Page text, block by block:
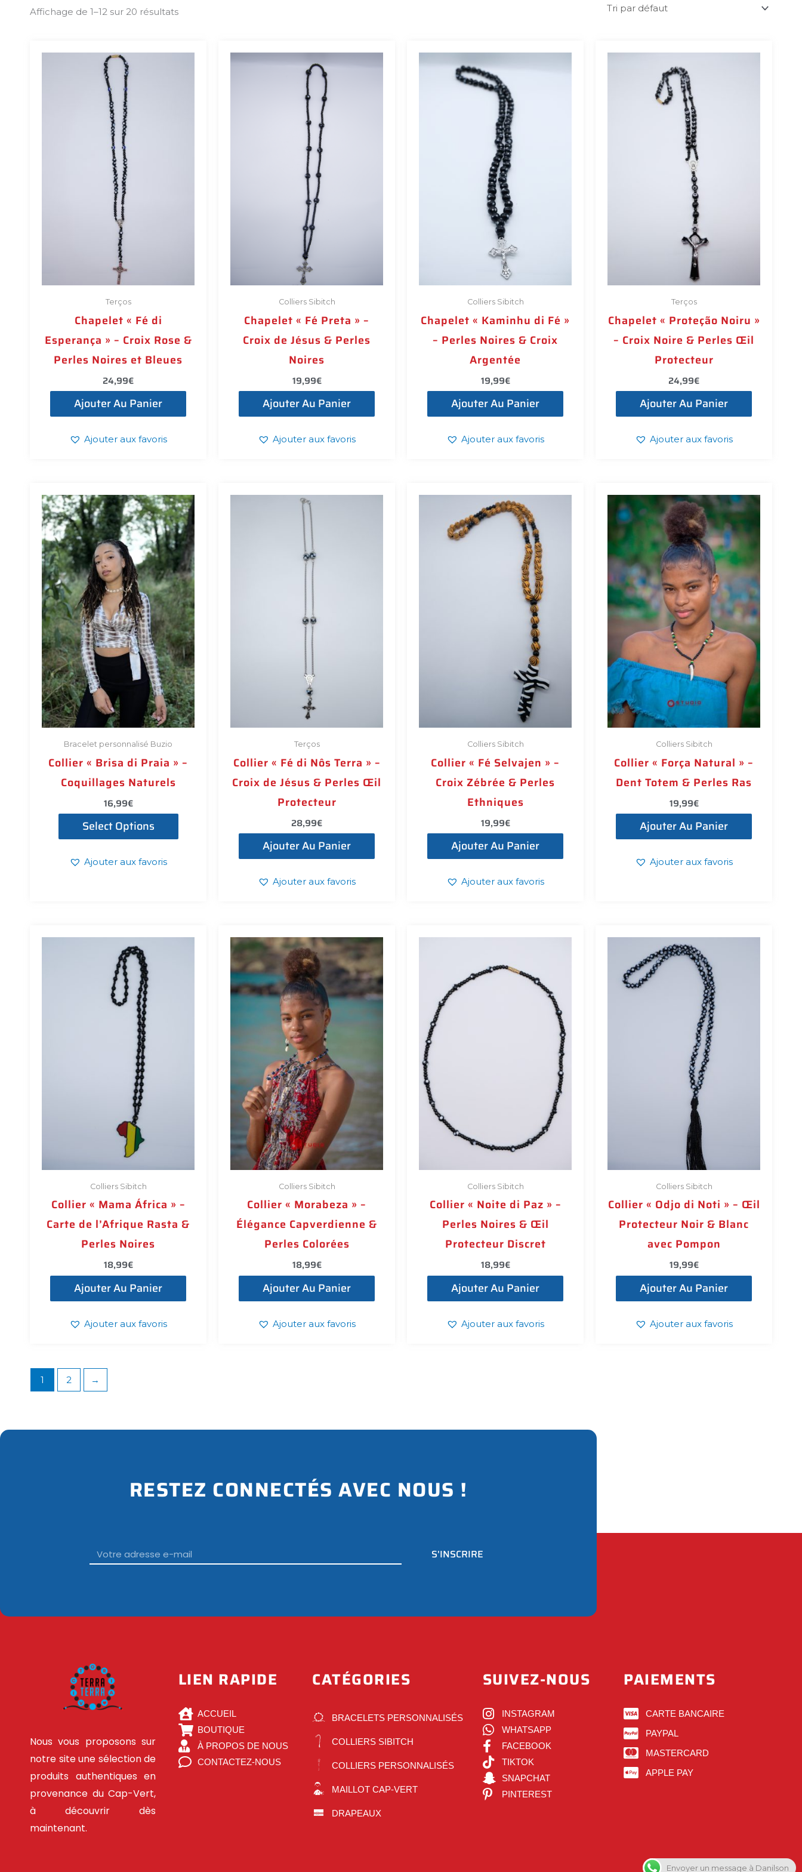
Affichage de 1–12 sur 20 résultats
Terços
Chapelet « Fé di
Esperança » – Croix Rose &
Perles Noires et Bleues
24,99€
Ajouter Au Panier
Ajouter aux favoris
Colliers Sibitch
Chapelet « Fé Preta » –
Croix de Jésus & Perles
Noires
19,99€
Ajouter Au Panier
Ajouter aux favoris
Colliers Sibitch
Chapelet « Kaminhu di Fé »
– Perles Noires & Croix
Argentée
19,99€
Ajouter Au Panier
Ajouter aux favoris
Terços
Chapelet « Proteção Noiru »
– Croix Noire & Perles Œil
Protecteur
24,99€
Ajouter Au Panier
Ajouter aux favoris
Bracelet personnalisé Buzio
Collier « Brisa di Praia » –
Coquillages Naturels
16,99€
Select Options
Ajouter aux favoris
Terços
Collier « Fé di Nôs Terra » –
Croix de Jésus & Perles Œil
Protecteur
28,99€
Ajouter Au Panier
Ajouter aux favoris
Colliers Sibitch
Collier « Fé Selvajen » –
Croix Zébrée & Perles
Ethniques
19,99€
Ajouter Au Panier
Ajouter aux favoris
Colliers Sibitch
Collier « Força Natural » –
Dent Totem & Perles Ras
19,99€
Ajouter Au Panier
Ajouter aux favoris
Colliers Sibitch
Collier « Mama África » –
Carte de l’Afrique Rasta &
Perles Noires
18,99€
Ajouter Au Panier
Ajouter aux favoris
Colliers Sibitch
Collier « Morabeza » –
Élégance Capverdienne &
Perles Colorées
18,99€
Ajouter Au Panier
Ajouter aux favoris
Colliers Sibitch
Collier « Noite di Paz » –
Perles Noires & Œil
Protecteur Discret
18,99€
Ajouter Au Panier
Ajouter aux favoris
Colliers Sibitch
Collier « Odjo di Noti » – Œil
Protecteur Noir & Blanc
avec Pompon
19,99€
Ajouter Au Panier
Ajouter aux favoris
1 2 →
RESTEZ CONNECTÉS AVEC NOUS !
S'INSCRIRE
Nous vous proposons sur
notre site une sélection de
produits authentiques en
provenance du Cap-Vert,
à découvrir dès
maintenant.
LIEN RAPIDE
ACCUEIL
BOUTIQUE
À PROPOS DE NOUS
CONTACTEZ-NOUS
CATÉGORIES
BRACELETS PERSONNALISÉS
COLLIERS SIBITCH
COLLIERS PERSONNALISÉS
MAILLOT CAP-VERT
DRAPEAUX
SUIVEZ-NOUS
INSTAGRAM
WHATSAPP
FACEBOOK
TIKTOK
SNAPCHAT
PINTEREST
PAIEMENTS
CARTE BANCAIRE
PAYPAL
MASTERCARD
APPLE PAY
Envoyer un message à Danilson